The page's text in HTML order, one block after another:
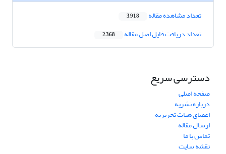
تعداد مشاهده مقاله 3,918
تعداد دریافت فایل اصل مقاله 2,368
دسترسی سریع
صفحه اصلی
درباره نشریه
اعضای هیات تحریریه
ارسال مقاله
تماس با ما
نقشه سایت